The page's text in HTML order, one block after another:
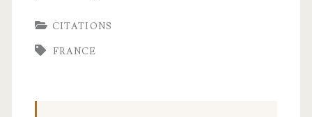
CITATIONS
FRANCE